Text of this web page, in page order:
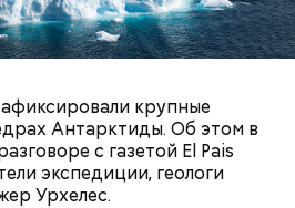
крупные
Антарктиды. Об этом в
с газетой El Pais
экспедиции, геологи
Урхелес.
их 95 в заповеднике. Это
исследования, —
что часы Судного дня
привлечь к проблемам
климатических изменений
войн.